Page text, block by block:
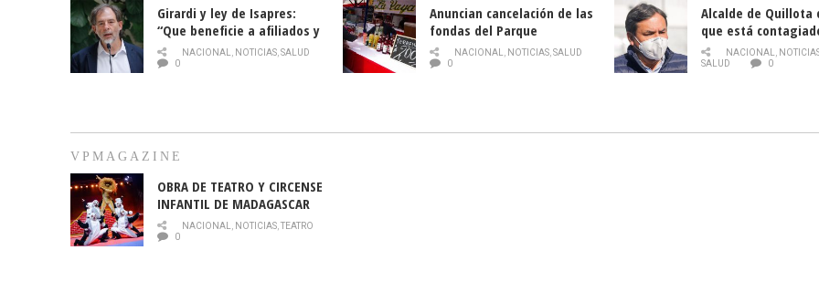
Girardi y ley de Isapres:
“Que beneficie a afiliados y
no legalice el abuso”
NACIONAL, NOTICIAS,SALUD
0
Anuncian cancelación de las
fondas del Parque
O’Higgins debido al
coronavirus
NACIONAL, NOTICIAS,SALUD
0
Alcalde de Quillota
que está
COVID-19
NACIONAL,
SALUD
0
VPMAGAZINE
OBRA DE TEATRO Y CIRCENSE
INFANTIL DE MADAGASCAR
EN EL PARQUE HURATDO
NACIONAL, NOTICIAS,TEATRO
0